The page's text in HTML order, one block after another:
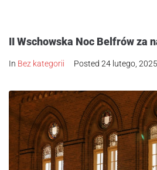
II Wschowska Noc Belfrów za
In Bez kategorii Posted 24 lutego, 2025